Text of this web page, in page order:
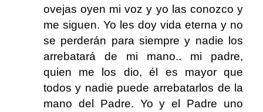
ovejas oyen mi voz y yo las conozco y
me siguen. Yo les doy vida eterna y no
se perderán para siempre y nadie los
arrebatará de mi mano.. mi padre,
quien me los dio, él es mayor que
todos y nadie puede arrebatarlos de la
mano del Padre. Yo y el Padre uno